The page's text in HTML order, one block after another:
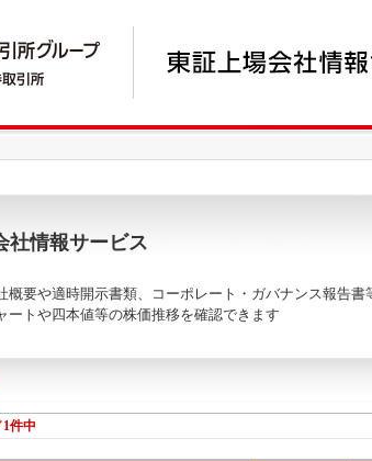
社情報サービス
要や適時開示書類、コーポレート・ガバナンス報告書
トや四本値等の株価推移を確認できます
件中